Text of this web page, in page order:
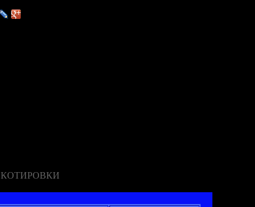
КОТИРОВКИ